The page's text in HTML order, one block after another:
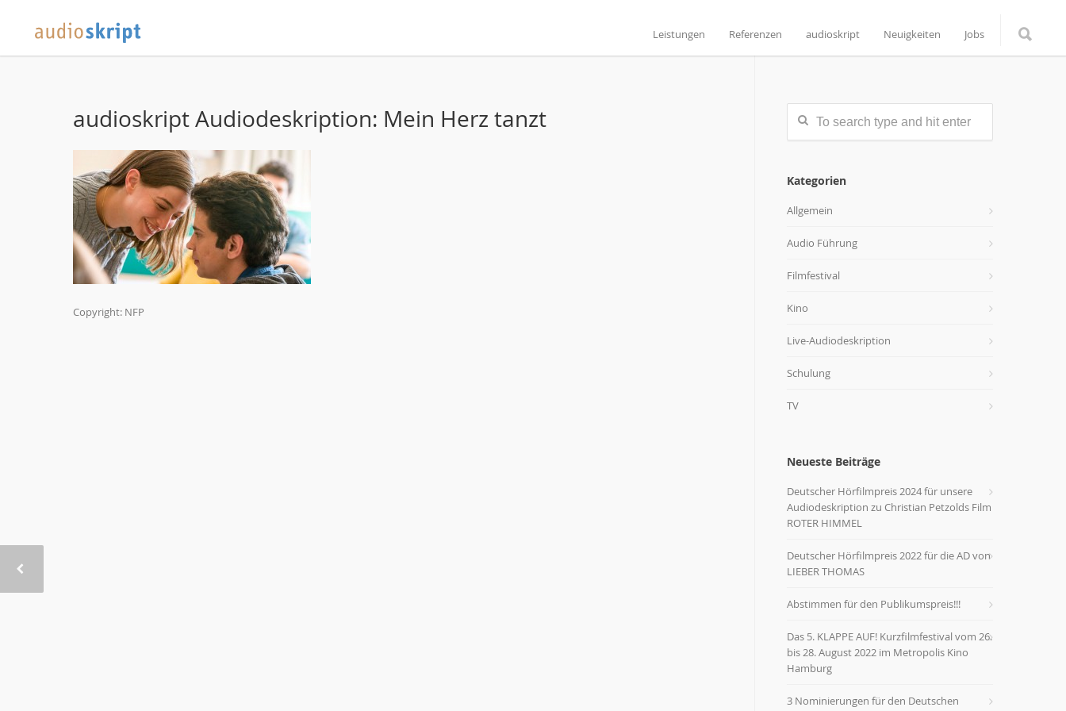
Leistungen Referenzen audioskript Neuigkeiten Jobs
audioskript Audiodeskription: Mein Herz tanzt
Copyright: NFP
Kategorien
Allgemein
Audio Führung
Filmfestival
Kino
Live-Audiodeskription
Schulung
TV
Neueste Beiträge
Deutscher Hörfilmpreis 2024 für unsere
Audiodeskription zu Christian Petzolds Film
ROTER HIMMEL
Deutscher Hörfilmpreis 2022 für die AD von
LIEBER THOMAS
Abstimmen für den Publikumspreis!!!
Das 5. KLAPPE AUF! Kurzfilmfestival vom 26.
bis 28. August 2022 im Metropolis Kino
Hamburg
3 Nominierungen für den Deutschen